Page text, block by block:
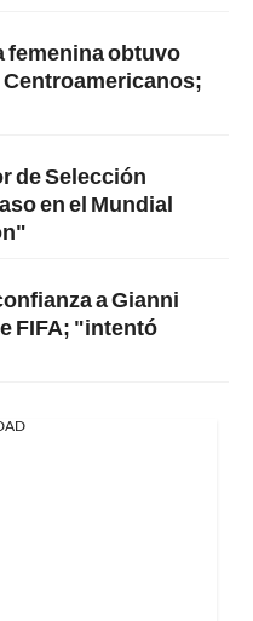
femenina obtuvo
Centroamericanos;
de Selección
en el Mundial
a Gianni
FIFA; "intentó